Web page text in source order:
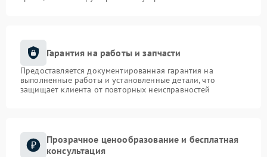
Гарантия на работы и запчасти
Предоставляется документированная гарантия на
выполненные работы и установленные детали, что
защищает клиента от повторных неисправностей
Прозрачное ценообразование и бесплатная
консультация